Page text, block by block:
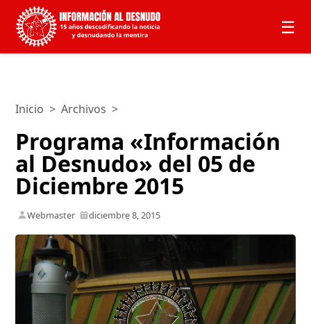
☰
Inicio >Archivos >
Programa «Información
al Desnudo» del 05 de
Diciembre 2015
Webmaster diciembre 8, 2015